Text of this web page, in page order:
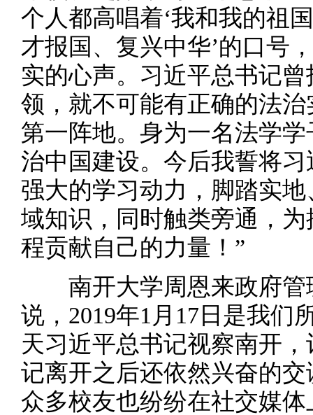
个人都高唱着‘我和我的祖
才报国、复兴中华’的口号
实的心声。习近平总书记
领，就不可能有正确的法
第一阵地。身为一名法学
治中国建设。今后我誓将
强大的学习动力，脚踏实
域知识，同时触类旁通，
程贡献自己的力量！”
南开大学周恩来政府管
说，2019年1月17日是我们
天习近平总书记视察南开
记离开之后还依然兴奋的
众多校友也纷纷在社交媒